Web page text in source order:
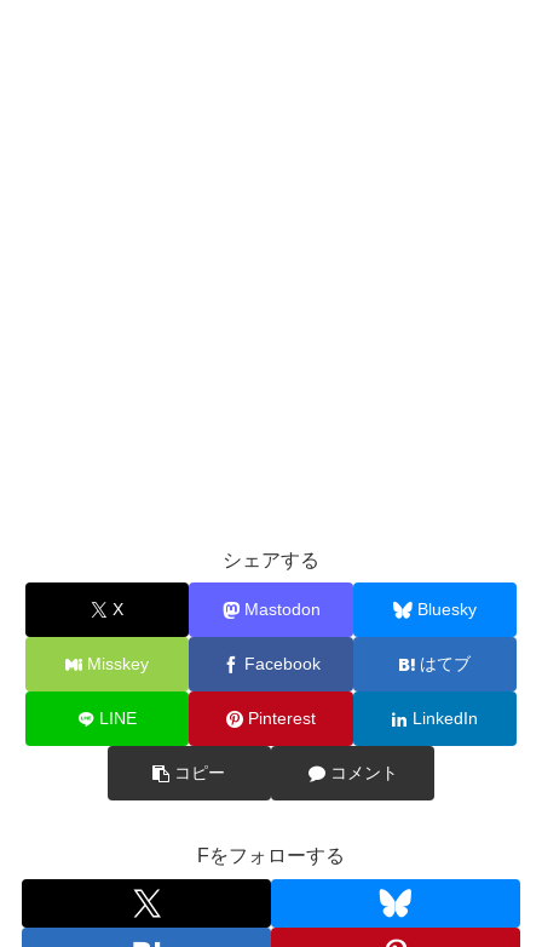
シェアする
X Mastodon Bluesky
Misskey Facebook はてブ
LINE Pinterest LinkedIn
コピー コメント
Fをフォローする